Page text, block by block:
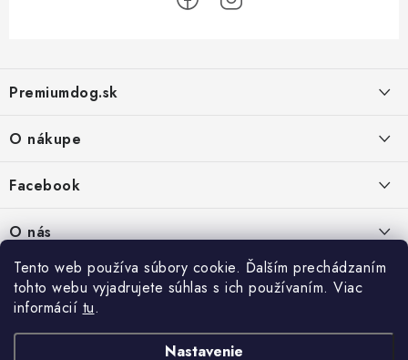
Tento web používa súbory cookie. Ďalším prechádzaním
tohto webu vyjadrujete súhlas s ich používaním. Viac
informácií tu.
Nastavenie
p
ä
Premiumdog.sk
PREDAJŇA:
Petőfiho 65
Štúrovo 943 01
Po-Pia - 8:00-18:00
O nákupe
Ochrana osobných údajov
Vrátanie tovaru
Reklamácie
Facebook
O nás
Kontakty
Prečo nakúpiť u nás
Predajňa